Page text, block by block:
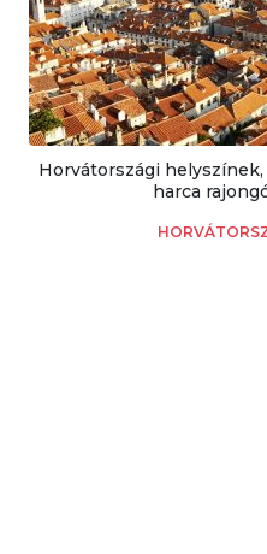
Horvátországi
harca